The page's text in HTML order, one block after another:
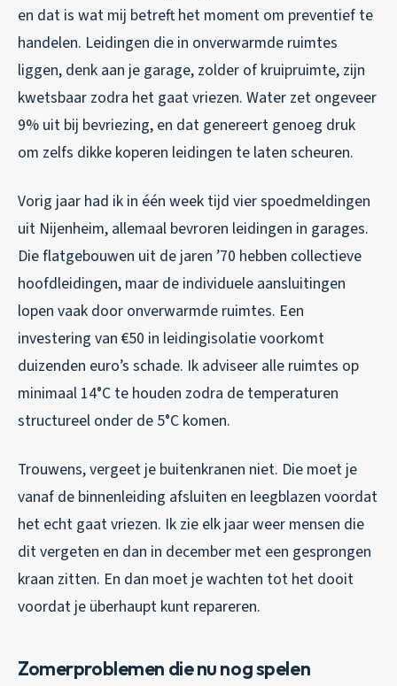
en dat is wat mij betreft het moment om preventief te
handelen. Leidingen die in onverwarmde ruimtes
liggen, denk aan je garage, zolder of kruipruimte, zijn
kwetsbaar zodra het gaat vriezen. Water zet ongeveer
9% uit bij bevriezing, en dat genereert genoeg druk
om zelfs dikke koperen leidingen te laten scheuren.
Vorig jaar had ik in één week tijd vier spoedmeldingen
uit Nijenheim, allemaal bevroren leidingen in garages.
Die flatgebouwen uit de jaren ’70 hebben collectieve
hoofdleidingen, maar de individuele aansluitingen
lopen vaak door onverwarmde ruimtes. Een
investering van €50 in leidingisolatie voorkomt
duizenden euro’s schade. Ik adviseer alle ruimtes op
minimaal 14°C te houden zodra de temperaturen
structureel onder de 5°C komen.
Trouwens, vergeet je buitenkranen niet. Die moet je
vanaf de binnenleiding afsluiten en leegblazen voordat
het echt gaat vriezen. Ik zie elk jaar weer mensen die
dit vergeten en dan in december met een gesprongen
kraan zitten. En dan moet je wachten tot het dooit
voordat je überhaupt kunt repareren.
Zomerproblemen die nu nog spelen